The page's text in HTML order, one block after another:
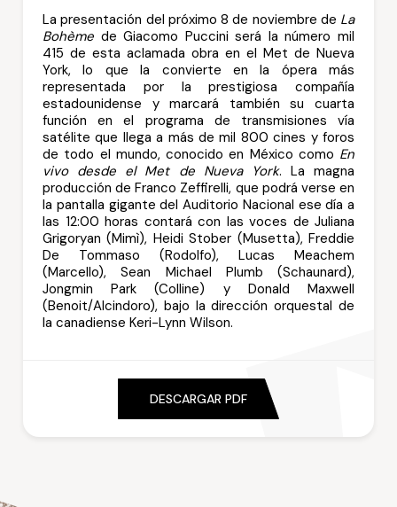
La presentación del próximo 8 de noviembre de La
Bohème de Giacomo Puccini será la número mil
415 de esta aclamada obra en el Met de Nueva
York, lo que la convierte en la ópera más
representada por la prestigiosa compañía
estadounidense y marcará también su cuarta
función en el programa de transmisiones vía
satélite que llega a más de mil 800 cines y foros
de todo el mundo, conocido en México como En
vivo desde el Met de Nueva York. La magna
producción de Franco Zeffirelli, que podrá verse en
la pantalla gigante del Auditorio Nacional ese día a
las 12:00 horas contará con las voces de Juliana
Grigoryan (Mimì), Heidi Stober (Musetta), Freddie
De Tommaso (Rodolfo), Lucas Meachem
(Marcello), Sean Michael Plumb (Schaunard),
Jongmin Park (Colline) y Donald Maxwell
(Benoit/Alcindoro), bajo la dirección orquestal de
la canadiense Keri-Lynn Wilson.
DESCARGAR PDF